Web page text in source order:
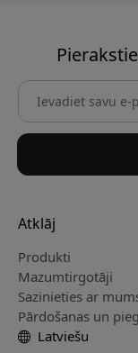
Atklāj
Produkti
Mazumtirgotāji
Sazinieties ar
Pārdošanas un
Latviešu